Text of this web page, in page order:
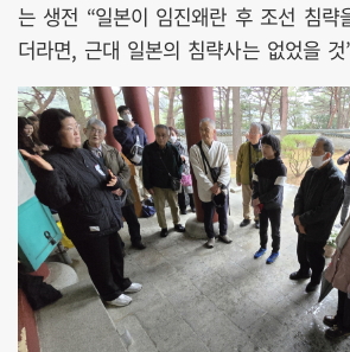
는 생전 “일본이 임진왜란 후 조선 침략
더라면, 근대 일본의 침략사는 없었을